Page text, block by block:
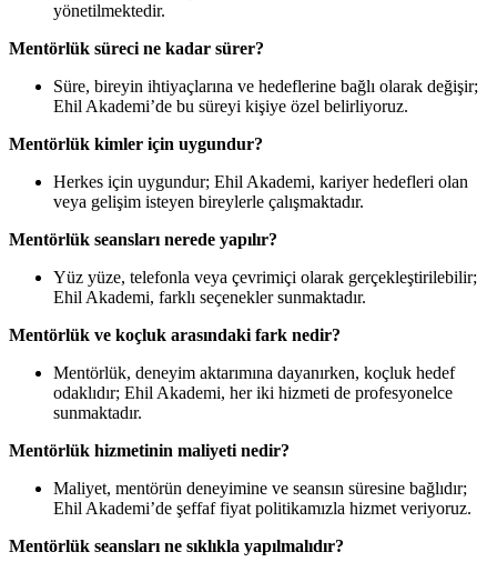
yönetilmektedir.
Mentörlük süreci ne kadar sürer?
Süre, bireyin ihtiyaçlarına ve hedeflerine bağlı olarak değişir;
Ehil Akademi’de bu süreyi kişiye özel belirliyoruz.
Mentörlük kimler için uygundur?
Herkes için uygundur; Ehil Akademi, kariyer hedefleri olan
veya gelişim isteyen bireylerle çalışmaktadır.
Mentörlük seansları nerede yapılır?
Yüz yüze, telefonla veya çevrimiçi olarak gerçekleştirilebilir;
Ehil Akademi, farklı seçenekler sunmaktadır.
Mentörlük ve koçluk arasındaki fark nedir?
Mentörlük, deneyim aktarımına dayanırken, koçluk hedef
odaklıdır; Ehil Akademi, her iki hizmeti de profesyonelce
sunmaktadır.
Mentörlük hizmetinin maliyeti nedir?
Maliyet, mentörün deneyimine ve seansın süresine bağlıdır;
Ehil Akademi’de şeffaf fiyat politikamızla hizmet veriyoruz.
Mentörlük seansları ne sıklıkla yapılmalıdır?